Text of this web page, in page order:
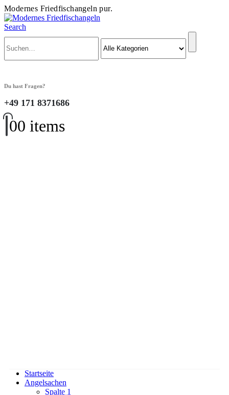
Modernes Friedfischangeln pur.
Search
Du hast Fragen?
+49 171 8371686
00 items
Startseite
Angelsachen
Spalte 1